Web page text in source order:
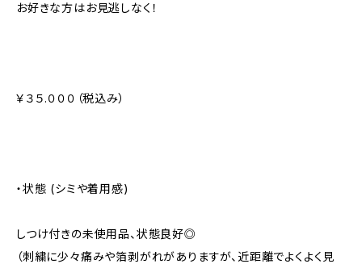
お好きな方はお見逃しなく！
￥３５.０００（税込み）
・状態 (シミや着用感)
しつけ付きの未使用品、状態良好◎
（刺繍に少々痛みや箔剥がれがありますが、近距離でよくよく見